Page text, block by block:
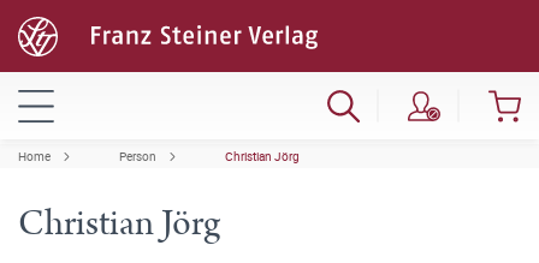
Home Person Christian Jörg
Christian Jörg